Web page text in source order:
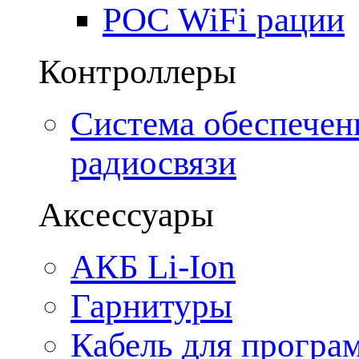
POC WiFi рации
Контроллеры
Система
радиосвязи
Аксессуары
АКБ Li-Ion
Гарнитуры
Кабель для